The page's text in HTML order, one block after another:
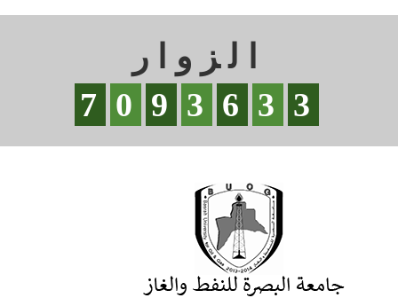
الزوار
7 0 9 3 6 3 3